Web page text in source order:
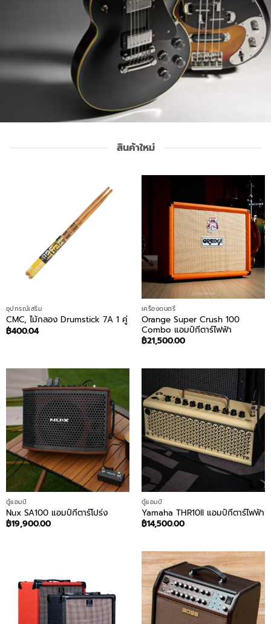
สินค้าใหม่
อุปกรณ์เสริม
CMC, ไม้กลอง Drumstick 7A 1 คู่
฿400.04
เครื่องดนตรี
Orange Super Crush 100
Combo แอมป์กีตาร์ไฟฟ้า
฿21,500.00
ตู้แอมป์
Nux SA100 แอมป์กีตาร์โปร่ง
฿19,900.00
ตู้แอมป์
Yamaha THR10II แอมป์กีตาร์ไฟฟ้า
฿14,500.00